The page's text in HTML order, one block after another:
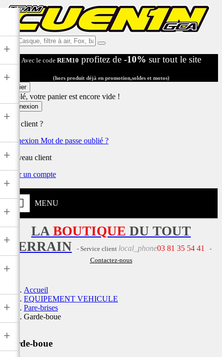
Ex:
Casque,
filtre
air,
Fox,
...
Avec le code REM10 profitez de -10% sur tout le site
(hors produit déjà en promotion,soldes et motos)
Panier
Désolé, votre panier est encore vide !
Connexion
Déjà client ?
Connexion Mot de passe oublié ?
Nouveau client
Créer un compte
MENU
+
+
+
+
+
+
+
+
+
+
LA BOUTIQUE DU TOUT
TERRAIN
- Service client local_phone03 81 35 54 41
-
Contactez-nous
Accueil
EQUIPEMENT VEHICULE
Pare-brises
Garde-boue
Garde-boue